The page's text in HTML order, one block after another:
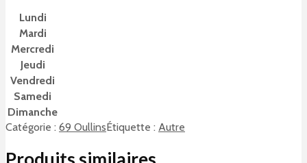
Lundi
Mardi
Mercredi
Jeudi
Vendredi
Samedi
Dimanche
Catégorie : 69 OullinsÉtiquette : Autre